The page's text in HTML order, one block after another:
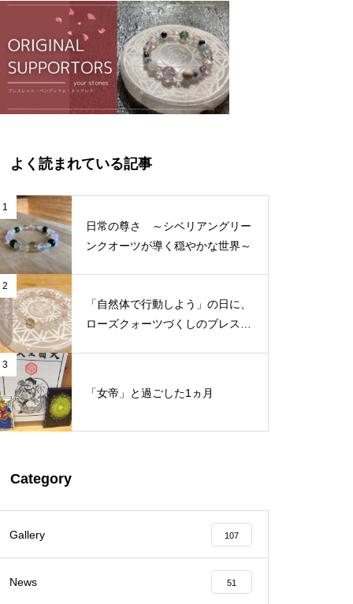
よく読まれている記事
1
日常の尊さ ～シベリアングリー
ンクオーツが導く穏やかな世界～
2
「自然体で行動しよう」の日に、
ローズクォーツづくしのブレスを
3
「女帝」と過ごした1ヵ月
Category
Gallery 107
News 51